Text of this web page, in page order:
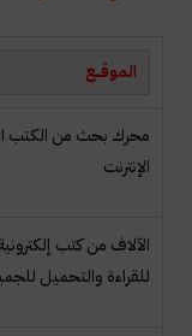
الموقــــع
محرك بحث من الكتب
الإنترنت
الآلاف من كتب
للقراءة والتحميل